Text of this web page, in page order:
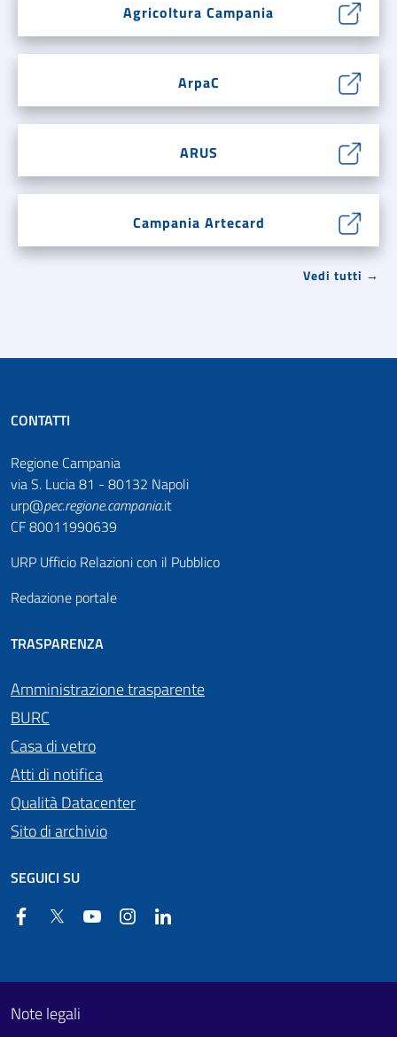
Agricoltura Campania
ArpaC
ARUS
Campania Artecard
Vedi tutti →
CONTATTI
Regione Campania
via S. Lucia 81 - 80132 Napoli
urp@pec.regione.campania.it
CF 80011990639
URP Ufficio Relazioni con il Pubblico
Redazione portale
TRASPARENZA
Amministrazione trasparente
BURC
Casa di vetro
Atti di notifica
Qualità Datacenter
Sito di archivio
SEGUICI SU
FacebookTwitter YouTube Instagram
Footer First
Useful links section
Note legali